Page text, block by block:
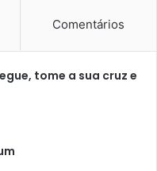
Comentários
tome a sua cruz e